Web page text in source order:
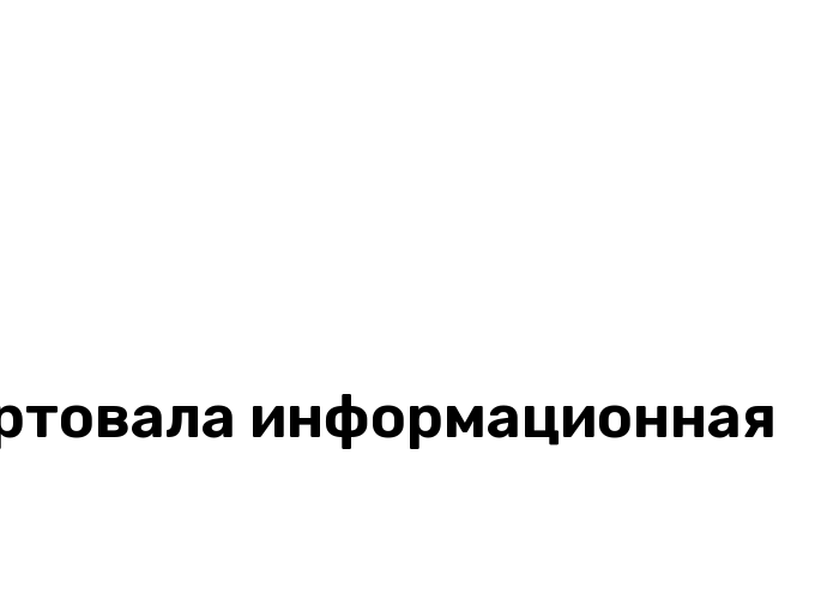
информационная